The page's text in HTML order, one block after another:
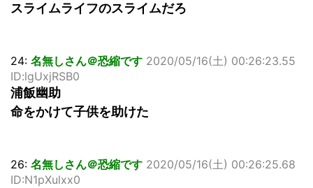
スライムライフのスライムだろ
24: 名無しさん＠恐縮です 2020/05/16(土) 00:26:23.55
ID:lgUxjRSB0
浦飯幽助
命をかけて子供を助けた
26: 名無しさん＠恐縮です 2020/05/16(土) 00:26:25.68
ID:N1pXulxx0